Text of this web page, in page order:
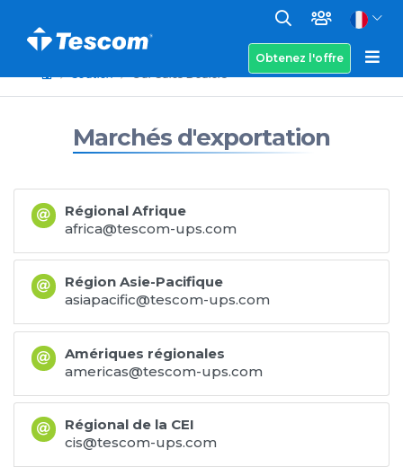
Obtenez l'offre
Soutien
Our Sales Dealers
Marchés d'exportation
Régional Afrique
africa@tescom-ups.com
Région Asie-Pacifique
asiapacific@tescom-ups.com
Amériques régionales
americas@tescom-ups.com
Régional de la CEI
cis@tescom-ups.com